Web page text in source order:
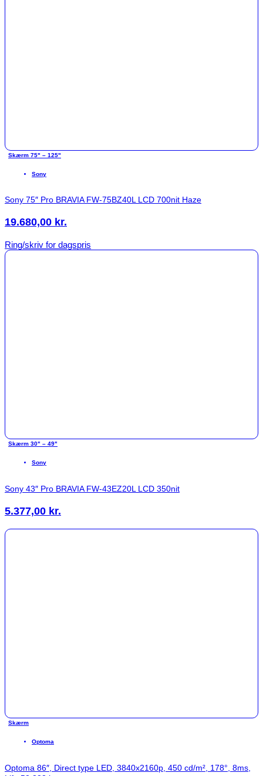
Skærm 75" – 125"
Sony
Sony 75″ Pro BRAVIA FW-75BZ40L LCD 700nit Haze
19.680,00 kr.
Ring/skriv for dagspris
Skærm 30" – 49"
Sony
Sony 43″ Pro BRAVIA FW-43EZ20L LCD 350nit
5.377,00 kr.
Skærm
Optoma
Optoma 86″, Direct type LED, 3840x2160p, 450 cd/m², 178°, 8ms,